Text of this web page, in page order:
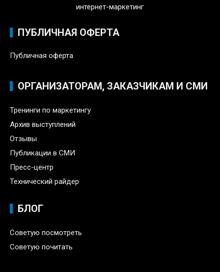
интернет-маркетинг
ПУБЛИЧНАЯ ОФЕРТА
Публичная оферта
ОРГАНИЗАТОРАМ, ЗАКАЗЧИКАМ И СМИ
Тренинги по маркетингу
Архив выступлений
Отзывы
Публикации в СМИ
Пресс-центр
Технический райдер
БЛОГ
Советую посмотреть
Советую почитать